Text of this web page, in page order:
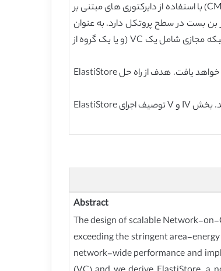
نمی تواند قربانی پیش بینی نمی شود. در واقع، به دلیل محدودیت های پروتکل پشتیبانی، استفاده از VCها در آینده تراشه چند پردازنده (CMP) با استفاده از دایرکتوری های مبتنی بر
بن بست در سطح پروتکل دارد. به عنوان
مثال، MOESI بر اساس دایرکتوری پروتکل وابستگی کش نیاز به حداقل سه شبکه مجازی برای جلوگیری از بن بست در سطح پروتکل دارد. شبکه مجازی شامل یک VC (و یا یک گروه از
با وجود افزایش مطالبات عملکرد، بودجه مساحت / توان مسیریاب NoC فردی با حفظ تعداد عناصر پردازش (و، از این رو، به اندازه NoC) ادامه خواهد یافت. هدف از راه حل ElastiStore
بقیه مقاله به شرح زیر است: بخش II به طور خلاصه شرح کنترل جریان الاستیک است، در حالی که بخش III معماری ElastiStore را معرفی می کند. بخش IV و V توصیف اجرای ElastiStore
Abstract
The design of scalable Network-
exceeding the stringent area-
network-wide performance and